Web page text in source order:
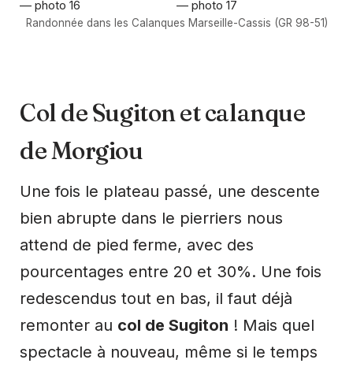
Randonnée dans les Calanques Marseille-Cassis (GR 98-51)
Col de Sugiton et calanque
de Morgiou
Une fois le plateau passé, une descente
bien abrupte dans le pierriers nous
attend de pied ferme, avec des
pourcentages entre 20 et 30%. Une fois
redescendus tout en bas, il faut déjà
remonter au col de Sugiton ! Mais quel
spectacle à nouveau, même si le temps